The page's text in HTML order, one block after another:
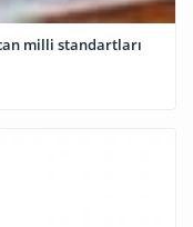
milli standartları